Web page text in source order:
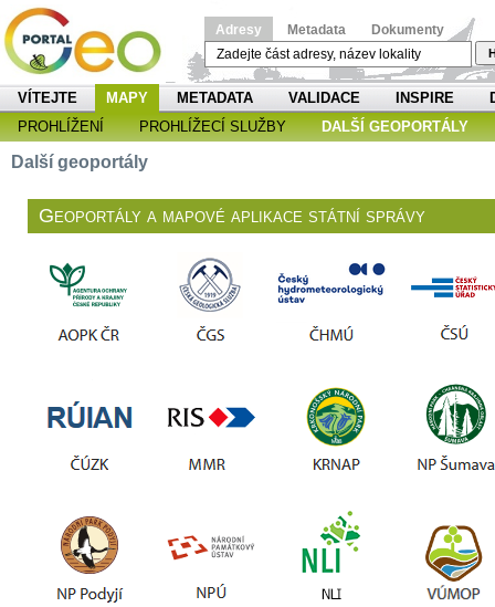
Adresy Metadata Dokumenty
VÍTEJTE MAPY METADATA VALIDACE INSPIRE
PROHLÍŽENÍ
PROHLÍŽECÍ SLUŽBY DALŠÍ GEOPORTÁLY
Další geoportály
Geoportály a mapové aplikace státní správy